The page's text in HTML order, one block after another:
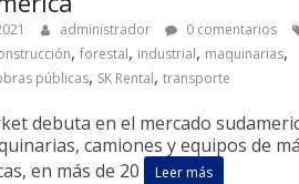
administrador 0 comentarios
, forestal, industrial, maquinarias,
públicas, SK Rental, transporte
debuta en el mercado
camiones y equipos de
en más de 20
Leer más